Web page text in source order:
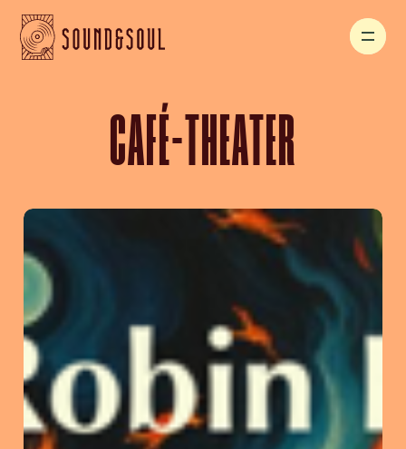
CAFÉ-THEATER